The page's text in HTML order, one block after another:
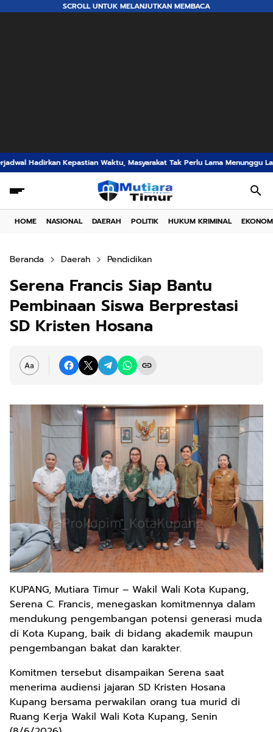
SCROLL UNTUK MELANJUTKAN MEMBACA
Masyarakat Tak Perlu Lama Menunggu Layanan Pertanahan Ironi
HOME NASIONAL DAERAH POLITIK HUKUM KRIMINAL
Beranda Daerah Pendidikan
Serena Francis Siap Bantu
Pembinaan Siswa Berprestasi
SD Kristen Hosana
KUPANG, Mutiara Timur – Wakil Wali Kota Kupang,
Serena C. Francis, menegaskan komitmennya dalam
mendukung pengembangan potensi generasi muda
di Kota Kupang, baik di bidang akademik maupun
pengembangan bakat dan karakter.
Komitmen tersebut disampaikan Serena saat
menerima audiensi jajaran SD Kristen Hosana
Kupang bersama perwakilan orang tua murid di
Ruang Kerja Wakil Wali Kota Kupang, Senin